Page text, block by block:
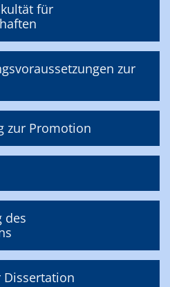
für
zur
zur Promotion
des